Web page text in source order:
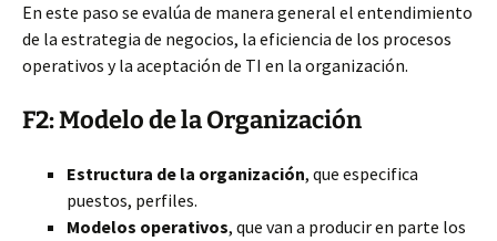
En este paso se evalúa de manera general el entendimiento
de la estrategia de negocios, la eficiencia de los procesos
operativos y la aceptación de TI en la organización.
F2: Modelo de la Organización
Estructura de la organización, que especifica
puestos, perfiles.
Modelos operativos, que van a producir en parte los